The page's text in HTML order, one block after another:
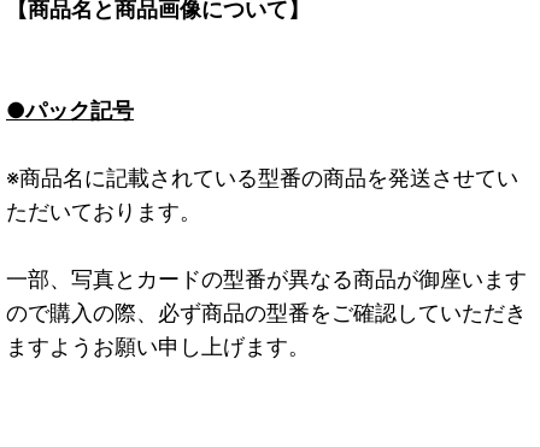
【商品名と商品画像について】
●パック記号
※商品名に記載されている型番の商品を発送させてい
ただいております。
一部、写真とカードの型番が異なる商品が御座います
ので購入の際、必ず商品の型番をご確認していただき
ますようお願い申し上げます。